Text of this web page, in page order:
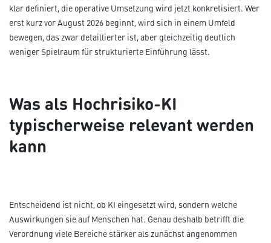
klar definiert, die operative Umsetzung wird jetzt konkretisiert. Wer
erst kurz vor August 2026 beginnt, wird sich in einem Umfeld
bewegen, das zwar detaillierter ist, aber gleichzeitig deutlich
weniger Spielraum für strukturierte Einführung lässt.
Was als Hochrisiko-KI
typischerweise relevant werden
kann
Entscheidend ist nicht, ob KI eingesetzt wird, sondern welche
Auswirkungen sie auf Menschen hat. Genau deshalb betrifft die
Verordnung viele Bereiche stärker als zunächst angenommen